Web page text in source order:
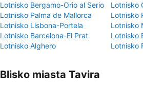
Lotnisko Bergamo-Orio al Serio
Lotnisko
Lotnisko Palma de Mallorca
Lotnisko
Lotnisko Lisbona-Portela
Lotnisko
Lotnisko Barcelona-El Prat
Lotnisko
Lotnisko Alghero
Lotnisko
Blisko miasta Tavira